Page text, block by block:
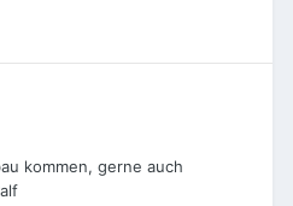
kommen, gerne auch